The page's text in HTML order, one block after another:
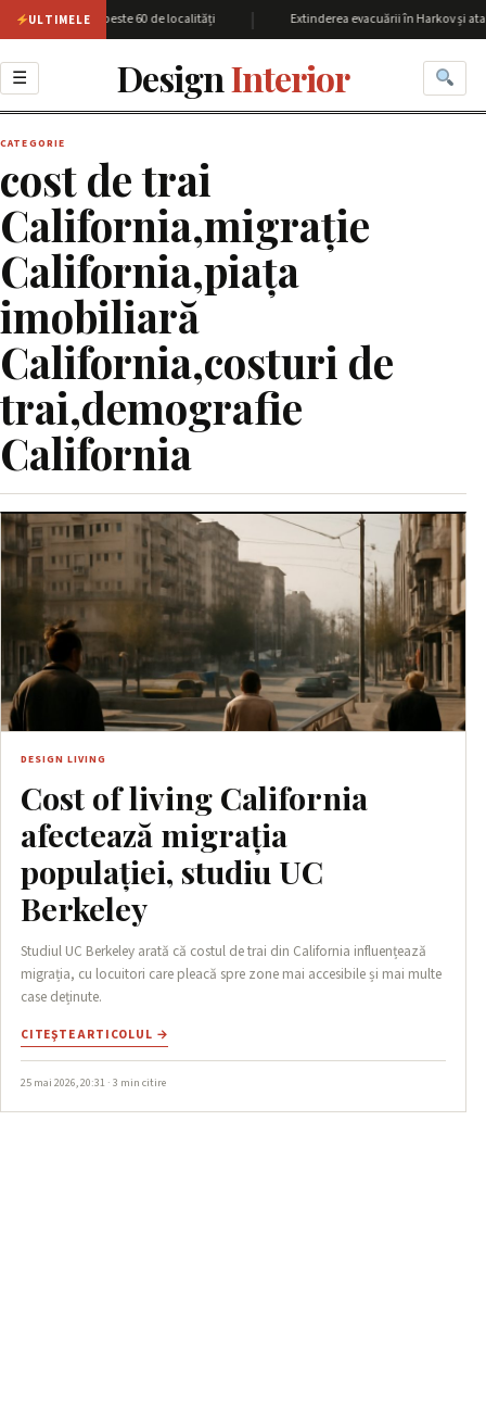
ULTIMELE
Harkov cu peste 60 de localități Extinderea evacuării în Harkov și
☰ DesignInterior
CATEGORIE
cost de trai
California,migrație
California,piața
imobiliară
California,costuri de
trai,demografie
California
DESIGN LIVING
Cost of living California
afectează migrația
populației, studiu UC
Berkeley
Studiul UC Berkeley arată că costul de trai din California influențează
migrația, cu locuitori care pleacă spre zone mai accesibile și mai multe
case deținute.
CITEŞTE ARTICOLUL →
25 mai 2026, 20:31 · 3 min citire